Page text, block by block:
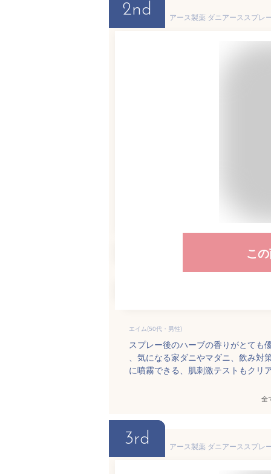
2nd
こ
エイム(50代・男性)
スプレー後のハーブの香りがとても
、気になる家ダニやマダニ、飲み
に噴霧できる、肌刺激テストもクリ
全
3rd